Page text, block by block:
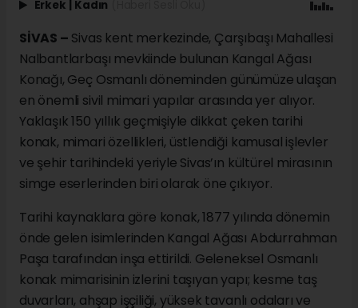
Erkek Kadın
SİVAS – Sivas kent merkezinde, Çarşıbaşı Mahallesi
Nalbantlarbaşı mevkiinde bulunan Kangal Ağası
Konağı, Geç Osmanlı döneminden günümüze ulaşan
en önemli sivil mimari yapılar arasında yer alıyor.
Yaklaşık 150 yıllık geçmişiyle dikkat çeken tarihi
konak, mimari özellikleri, üstlendiği kamusal işlevler
ve şehir tarihindeki yeriyle Sivas’ın kültürel mirasının
simge eserlerinden biri olarak öne çıkıyor.
Tarihi kaynaklara göre konak, 1877 yılında dönemin
önde gelen isimlerinden Kangal Ağası Abdurrahman
Paşa tarafından inşa ettirildi. Geleneksel Osmanlı
konak mimarisinin izlerini taşıyan yapı; kesme taş
duvarları, ahşap işçiliği, yüksek tavanlı odaları ve